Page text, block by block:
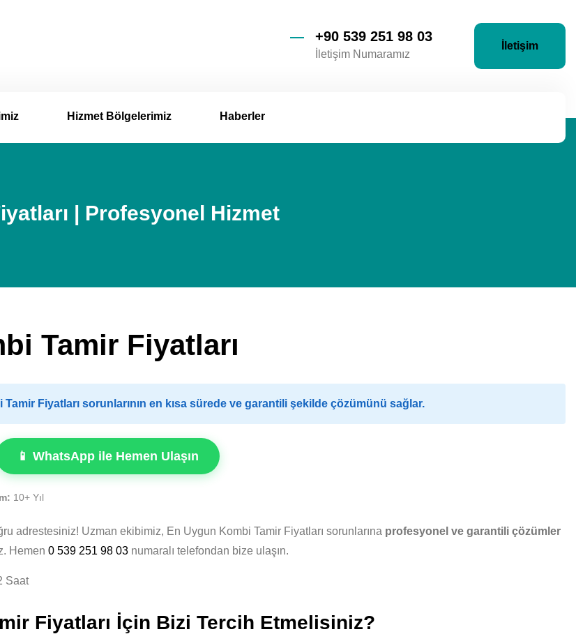
+90 539 251 98 03
İletişim Numaramız
İletişim
Hizmet Bölgelerimiz Haberler
| Profesyonel Hizmet
Tamir Fiyatları
Fiyatları sorunlarının en kısa sürede ve garantili şekilde çözümünü sağlar.
📱 WhatsApp ile Hemen Ulaşın
10+ Yıl
adrestesiniz! Uzman ekibimiz, En Uygun Kombi Tamir Fiyatları sorunlarına profesyonel ve garantili çözümler
Hemen 0 539 251 98 03 numaralı telefondan bize ulaşın.
Saat
Fiyatları İçin Bizi Tercih Etmelisiniz?